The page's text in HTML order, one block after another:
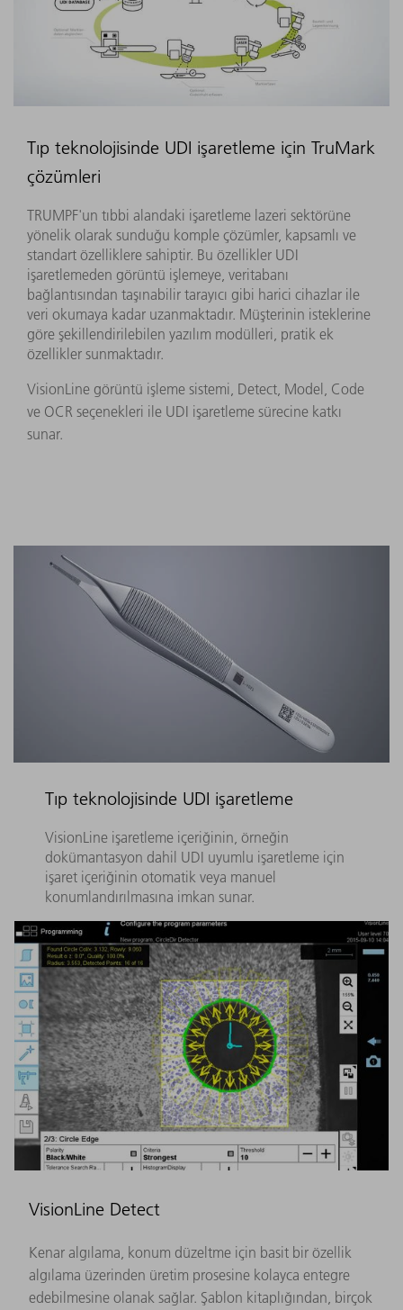
Tıp teknolojisinde UDI işaretleme için TruMark
çözümleri
TRUMPF'un tıbbi alandaki işaretleme lazeri sektörüne
yönelik olarak sunduğu komple çözümler, kapsamlı ve
standart özelliklere sahiptir. Bu özellikler UDI
işaretlemeden görüntü işlemeye, veritabanı
bağlantısından taşınabilir tarayıcı gibi harici cihazlar ile
veri okumaya kadar uzanmaktadır. Müşterinin isteklerine
göre şekillendirilebilen yazılım modülleri, pratik ek
özellikler sunmaktadır.
VisionLine görüntü işleme sistemi, Detect, Model, Code
ve OCR seçenekleri ile UDI işaretleme sürecine katkı
sunar.
Tıp teknolojisinde UDI işaretleme
VisionLine işaretleme içeriğinin, örneğin
dokümantasyon dahil UDI uyumlu işaretleme için
işaret içeriğinin otomatik veya manuel
konumlandırılmasına imkan sunar.
VisionLine Detect
Kenar algılama, konum düzeltme için basit bir özellik
algılama üzerinden üretim prosesine kolayca entegre
edebilmesine olanak sağlar. Şablon kitaplığından, birçok